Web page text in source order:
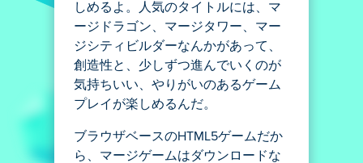
しめるよ。人気のタイトルには、マ
ージドラゴン、マージタワー、マー
ジシティビルダーなんかがあって、
創造性と、少しずつ進んでいくのが
気持ちいい、やりがいのあるゲーム
プレイが楽しめるんだ。
ブラウザベースのHTML5ゲームだか
ら、マージゲームはダウンロードな